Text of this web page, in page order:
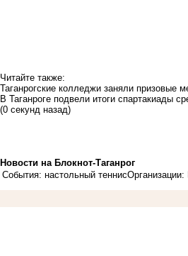
Читайте также:
Таганрогские колледжи заняли призовые
В Таганроге подвели итоги спартакиады
(0 секунд назад)
Новости на Блoкнoт-Таганрог
События: настольный теннисОрганизации: